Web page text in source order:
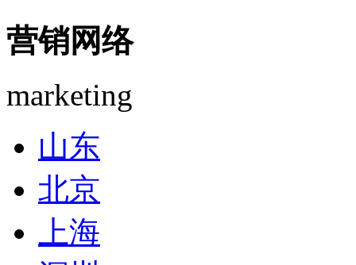
营销网络
marketing
山东
北京
上海